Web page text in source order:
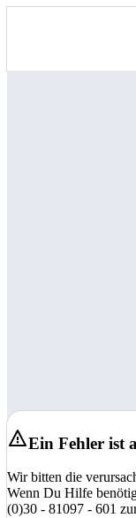
Ein Fehler ist
Wir bitten die
Wenn Du Hilfe
(0)30 - 81097 - 601